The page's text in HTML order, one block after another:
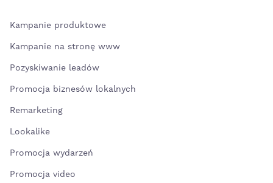
Kampanie produktowe
Kampanie na stronę www
Pozyskiwanie leadów
Promocja biznesów lokalnych
Remarketing
Lookalike
Promocja wydarzeń
Promocja video